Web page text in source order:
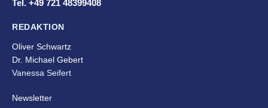
Tel. +49 721 48399408
REDAKTION
Oliver Schwartz
Dr. Michael Gebert
Vanessa Seifert
Newsletter